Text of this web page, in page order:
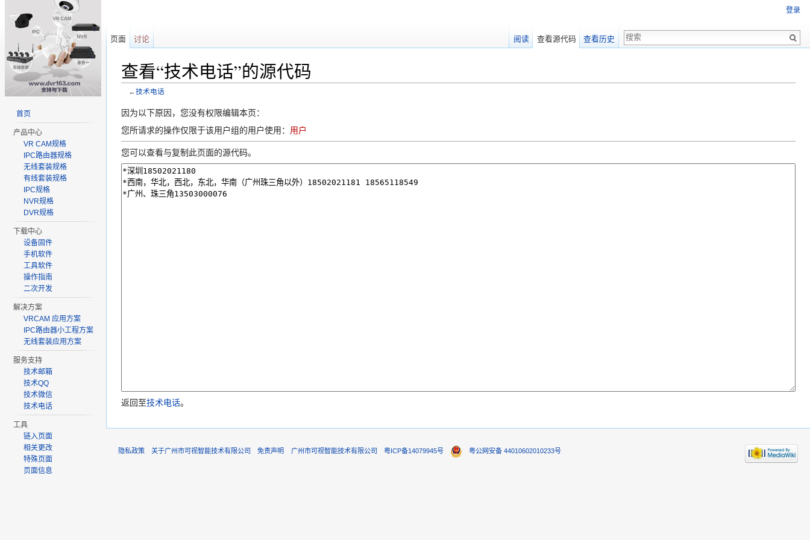
查看“技术电话”的源代码
←技术电话
因为以下原因，您没有权限编辑本页：
您所请求的操作仅限于该用户组的用户使用： 用户
您可以查看与复制此页面的源代码。
返回至技术电话。
登录
页面 讨论 阅读 查看源代码 查看历史
首页
产品中心
VR CAM规格
IPC路由器规格
无线套装规格
有线套装规格
IPC规格
NVR规格
DVR规格
下载中心
设备固件
手机软件
工具软件
操作指南
二次开发
解决方案
VRCAM 应用方案
IPC路由器小工程方案
无线套装应用方案
服务支持
技术邮箱
技术QQ
技术微信
技术电话
工具
链入页面
相关更改
特殊页面
页面信息
隐私政策 关于广州市可视智能技术有限公司 免责声明 广州市可视智能技术有限公司 粤ICP备14079945号 粤公网安备 44010602010233号